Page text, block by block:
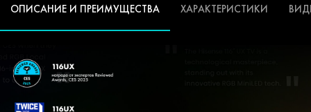
ОПИСАНИЕ И ПРЕИМУЩЕСТВА ХАРАКТЕРИСТИКИ